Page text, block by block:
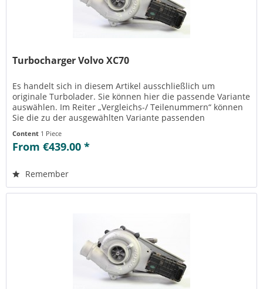
Turbocharger Volvo XC70
Es handelt sich in diesem Artikel ausschließlich um
originale Turbolader. Sie können hier die passende Variante
auswählen. Im Reiter „Vergleichs-/ Teilenummern“ können
Sie die zu der ausgewählten Variante passenden
Content 1 Piece
From €439.00 *
Remember